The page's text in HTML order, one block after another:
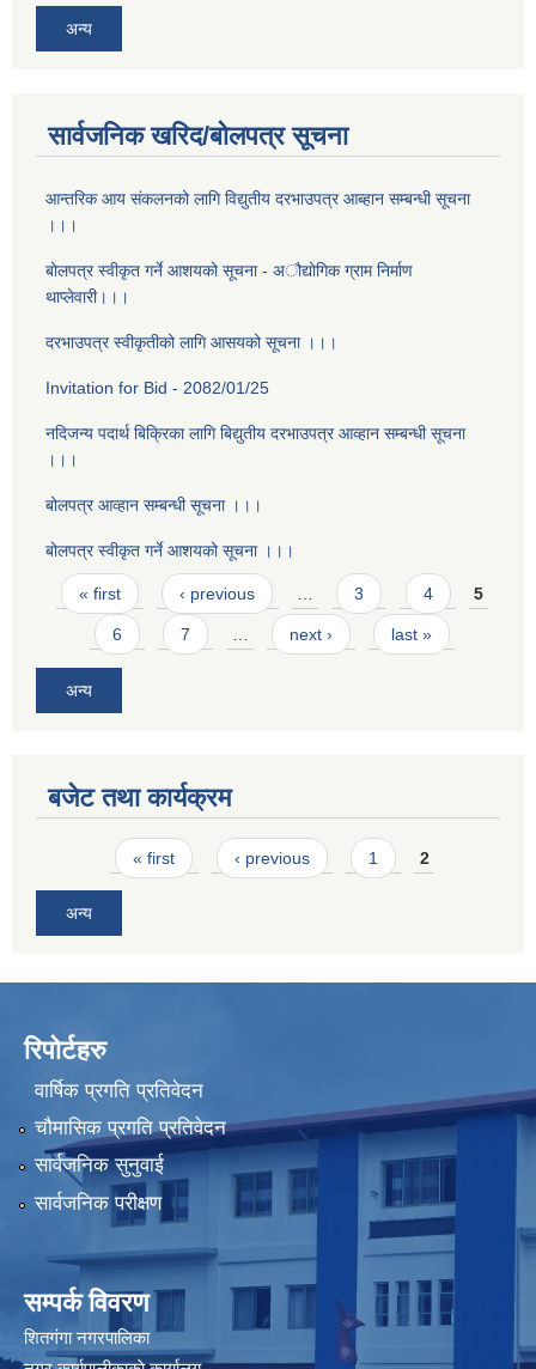
अन्य
सार्वजनिक खरिद/बोलपत्र सूचना
आन्तरिक आय संकलनको लागि विद्युतीय दरभाउपत्र आब्हान सम्बन्धी सूचना
।।।
बोलपत्र स्वीकृत गर्ने आशयको सूचना - अौद्योगिक ग्राम निर्माण
थाप्लेवारी।।।
दरभाउपत्र स्वीकृतीको लागि आसयको सूचना ।।।
Invitation for Bid - 2082/01/25
नदिजन्य पदार्थ बिक्रिका लागि बिद्युतीय दरभाउपत्र आव्हान सम्बन्धी सूचना
।।।
बोलपत्र आव्हान सम्बन्धी सूचना ।।।
बोलपत्र स्वीकृत गर्ने आशयको सूचना ।।।
Pages
« first ‹ previous … 3 4 5
6 7 … next › last »
अन्य
बजेट तथा कार्यक्रम
Pages« first ‹ previous 1 2
अन्य
रिपोर्टहरु
वार्षिक प्रगति प्रतिवेदन
चौमासिक प्रगति प्रतिवेदन
सार्वजनिक सुनुवाई
सार्वजनिक परीक्षण
सम्पर्क विवरण
शितगंगा नगरपालिका